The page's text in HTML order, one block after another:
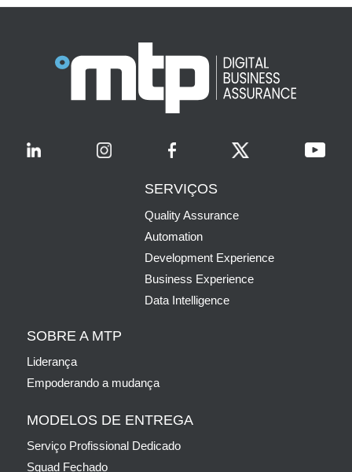
SERVIÇOS
Quality Assurance
Automation
Development Experience
Business Experience
Data Intelligence
SOBRE A MTP
Liderança
Empoderando a mudança
MODELOS DE ENTREGA
Serviço Profissional Dedicado
Squad Fechado